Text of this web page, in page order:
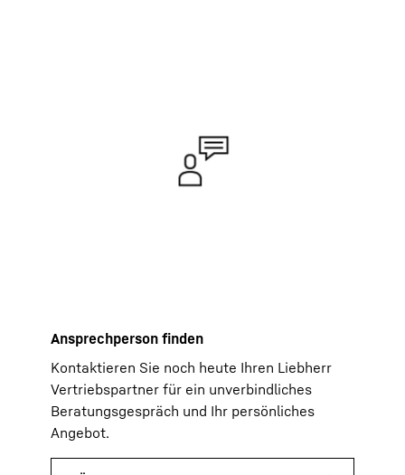
Ansprechperson finden
Kontaktieren Sie noch heute Ihren Liebherr
Vertriebspartner für ein unverbindliches
Beratungsgespräch und Ihr persönliches
Angebot.